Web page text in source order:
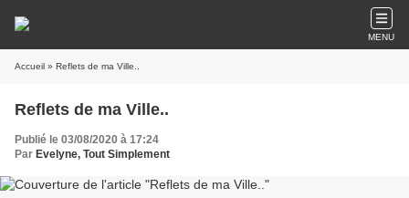
MENU
Accueil » Reflets de ma Ville..
Reflets de ma Ville..
Publié le 03/08/2020 à 17:24
Par Evelyne, Tout Simplement